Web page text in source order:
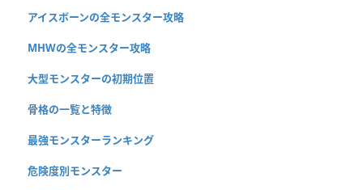
アイスボーンの全モンスター攻略
MHWの全モンスター攻略
大型モンスターの初期位置
骨格の一覧と特徴
最強モンスターランキング
危険度別モンスター